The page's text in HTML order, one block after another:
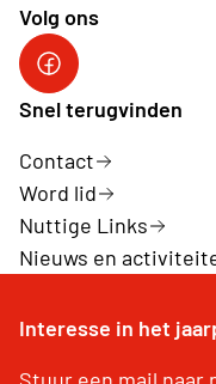
Volg ons
Facebook
Snel terugvinden
Contact
Word lid
Nuttige Links
Nieuws en
Interesse in het